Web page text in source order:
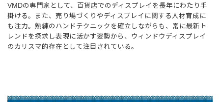
VMDの専門家として、百貨店でのディスプレイを長年にわたり手
掛ける。また、売り場づくりやディスプレイに関する人材育成に
も注力。熟練のハンドテクニックを確立しながらも、常に最新ト
レンドを探求し表現に活かす姿勢から、ウィンドウディスプレイ
のカリスマ的存在として注目されている。